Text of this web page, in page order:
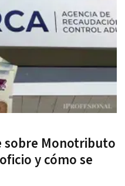
sobre Monotributo
y cómo se